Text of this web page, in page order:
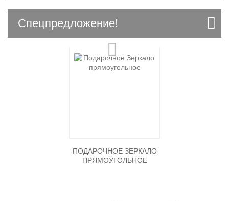
Спецпредложение!
ПОДАРОЧНОЕ ЗЕРКАЛО
ПРЯМОУГОЛЬНОЕ